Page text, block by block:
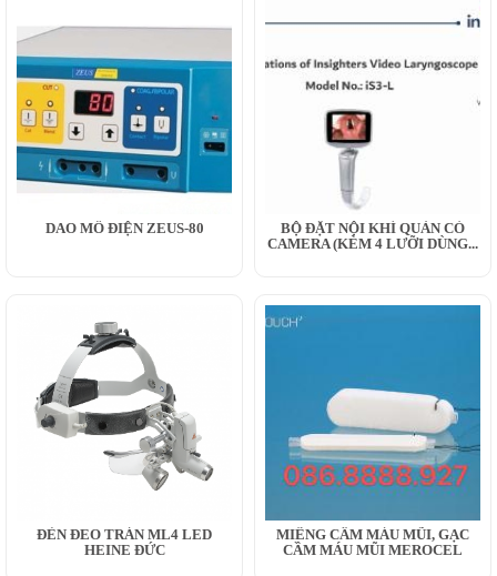
DAO MỔ ĐIỆN ZEUS-80
BỘ ĐẶT NỘI KHÍ QUẢN CÓ
CAMERA (KÈM 4 LƯỠI DÙNG...
ĐÈN ĐEO TRÁN ML4 LED
HEINE ĐỨC
MIẾNG CẦM MÁU MŨI, GẠC
CẦM MÁU MŨI MEROCEL